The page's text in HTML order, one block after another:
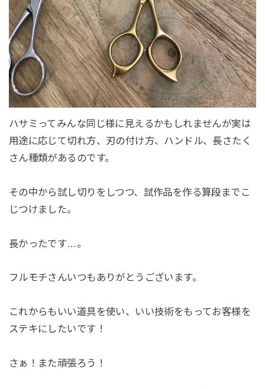
ハサミってみんな同じ様に見えるかもしれませんが実は
用途に応じて切れ方、刃の付け方、ハンドル、長さたく
さん種類があるのです。
その中から試し切りをしつつ、試作品を作る算段までこ
じつけました。
長かったです…。
フルモチさんいつもありがとうございます。
これからもいい道具を使い、いい技術をもってお客様を
ステキにしたいです！
さぁ！また頑張ろう！